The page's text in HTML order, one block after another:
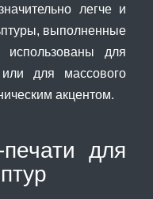
легче и
выполненные
для
для массового
акцентом.
для